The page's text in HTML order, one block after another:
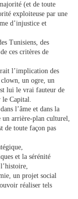
(et de toute
exploiteuse par une
d’injustice et
Tunisiens, des
ces critères de
l’implication des
clown, un ogre, un
lui le vrai fauteur de
le Capital.
l’âme et dans la
un arrière-plan culturel,
de toute façon pas
et la sérénité
un projet social
réaliser tels